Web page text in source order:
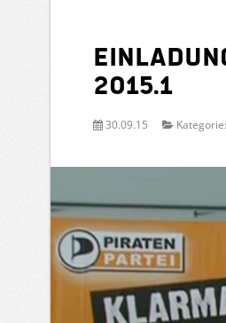
2015.1
30.09.15 Kategorie: